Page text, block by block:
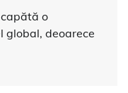
o
global, deoarece